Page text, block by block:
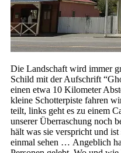
Motorhaube auf und warten
Die Landschaft wird immer
Schild mit der Aufschrift
einen etwa 10 Kilometer
kleine Schotterpiste fahren
teilt, links geht es zu einem
unserer Überraschung noch
hält was sie verspricht und
einmal sehen … Angeblich